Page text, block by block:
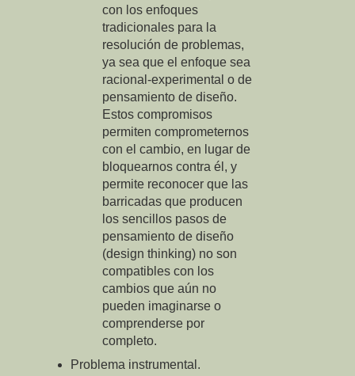
con los enfoques
tradicionales para la
resolución de problemas,
ya sea que el enfoque sea
racional-experimental o de
pensamiento de diseño.
Estos compromisos
permiten comprometernos
con el cambio, en lugar de
bloquearnos contra él, y
permite reconocer que las
barricadas que producen
los sencillos pasos de
pensamiento de diseño
(design thinking) no son
compatibles con los
cambios que aún no
pueden imaginarse o
comprenderse por
completo.
Problema instrumental.